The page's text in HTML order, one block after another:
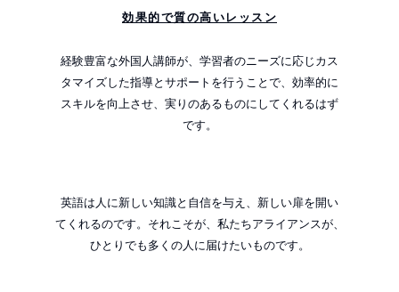
効果的で質の高いレッスン
経験豊富な外国人講師が、学習者のニーズに応じカス
タマイズした指導とサポートを行うことで、効率的に
スキルを向上させ、実りのあるものにしてくれるはず
です。
英語は人に新しい知識と⾃信を与え、新しい扉を開い
てくれるのです。それこそが、私たちアライアンスが、
ひとりでも多くの人に届けたいものです。